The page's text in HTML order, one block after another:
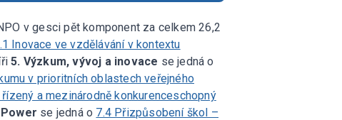
v gesci pět komponent za celkem 26,2
Inovace ve vzdělávání v kontextu
5. Výzkum, vývoj a inovace se jedná o
v prioritních oblastech veřejného
a mezinárodně konkurenceschopný
se jedná o 7.4 Přizpůsobení škol –